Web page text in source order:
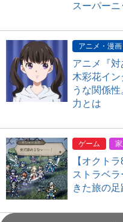
スーパーニ
アニメ・漫画
アニメ『
木彩花イン
うな関係
力とは
ゲーム
【オクト
ストラベ
きた旅の